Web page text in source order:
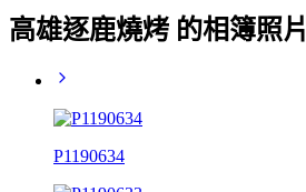
高雄逐鹿燒烤 的相簿照片
P1190634